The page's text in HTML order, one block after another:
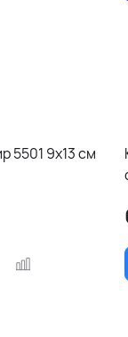
5501 9х13 см